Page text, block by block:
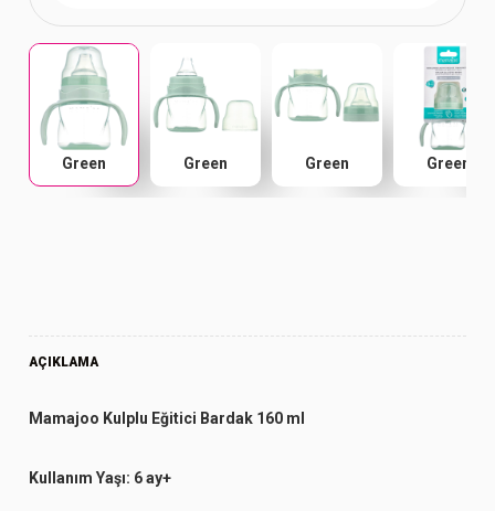
Green Green Green Green
AÇIKLAMA
Mamajoo Kulplu Eğitici Bardak 160 ml
Kullanım Yaşı: 6 ay+